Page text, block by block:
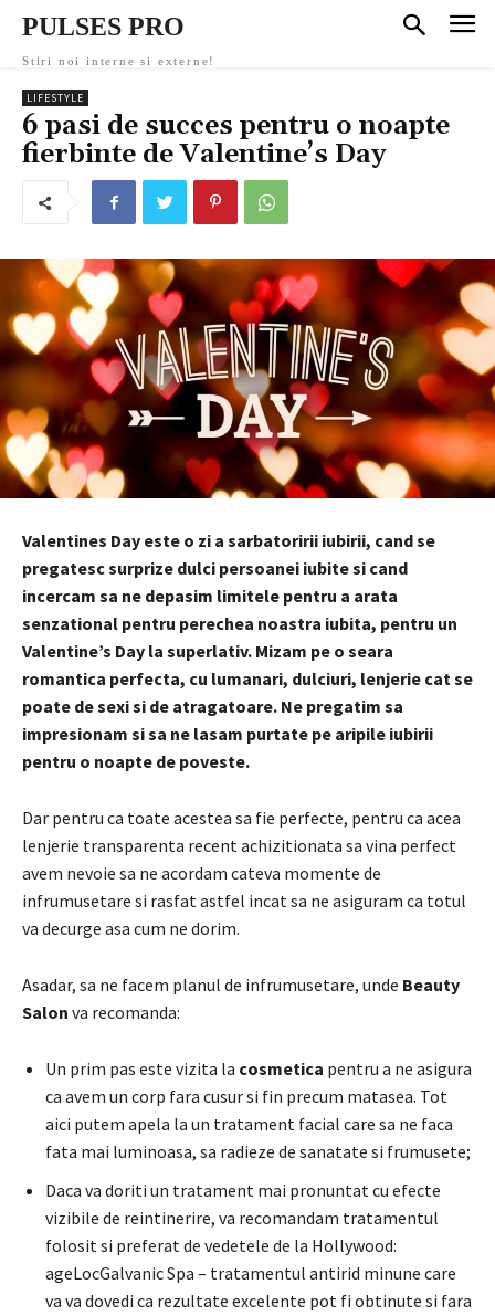
PULSES PRO
Stiri noi interne si externe!
LIFESTYLE
6 pasi de succes pentru o noapte
fierbinte de Valentine’s Day
Valentines Day este o zi a sarbatoririi iubirii, cand se
pregatesc surprize dulci persoanei iubite si cand
incercam sa ne depasim limitele pentru a arata
senzational pentru perechea noastra iubita, pentru un
Valentine’s Day la superlativ. Mizam pe o seara
romantica perfecta, cu lumanari, dulciuri, lenjerie cat se
poate de sexi si de atragatoare. Ne pregatim sa
impresionam si sa ne lasam purtate pe aripile iubirii
pentru o noapte de poveste.
Dar pentru ca toate acestea sa fie perfecte, pentru ca acea
lenjerie transparenta recent achizitionata sa vina perfect
avem nevoie sa ne acordam cateva momente de
infrumusetare si rasfat astfel incat sa ne asiguram ca totul
va decurge asa cum ne dorim.
Asadar, sa ne facem planul de infrumusetare, unde Beauty
Salon va recomanda:
Un prim pas este vizita la cosmetica pentru a ne asigura
ca avem un corp fara cusur si fin precum matasea. Tot
aici putem apela la un tratament facial care sa ne faca
fata mai luminoasa, sa radieze de sanatate si frumusete;
Daca va doriti un tratament mai pronuntat cu efecte
vizibile de reintinerire, va recomandam tratamentul
folosit si preferat de vedetele de la Hollywood:
ageLocGalvanic Spa – tratamentul antirid minune care
va va dovedi ca rezultate excelente pot fi obtinute si fara